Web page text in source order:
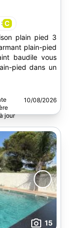
C
plain pied 3
vous
pied dans un
10/08/2026
15